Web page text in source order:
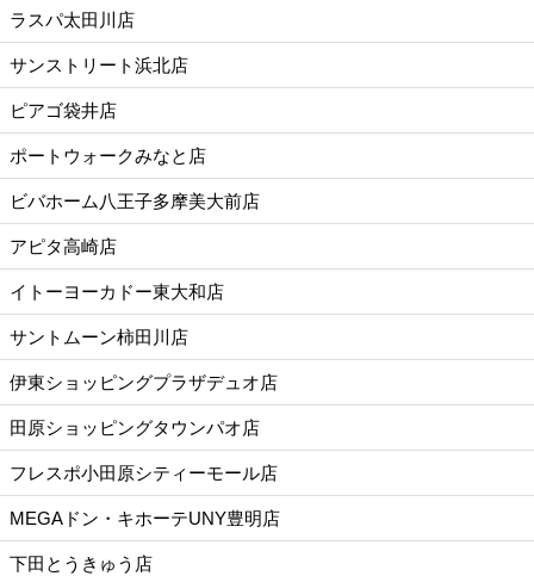
ラスパ太田川店
サンストリート浜北店
ピアゴ袋井店
ポートウォークみなと店
ビバホーム八王子多摩美大前店
アピタ高崎店
イトーヨーカドー東大和店
サントムーン柿田川店
伊東ショッピングプラザデュオ店
田原ショッピングタウンパオ店
フレスポ小田原シティーモール店
MEGAドン・キホーテUNY豊明店
下田とうきゅう店